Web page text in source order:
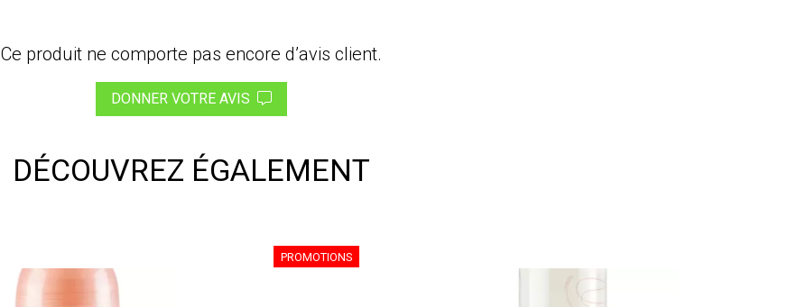
Ce produit ne comporte pas encore d’avis client.
DONNER VOTRE AVIS
DÉCOUVREZ ÉGALEMENT
PROMOTIONS